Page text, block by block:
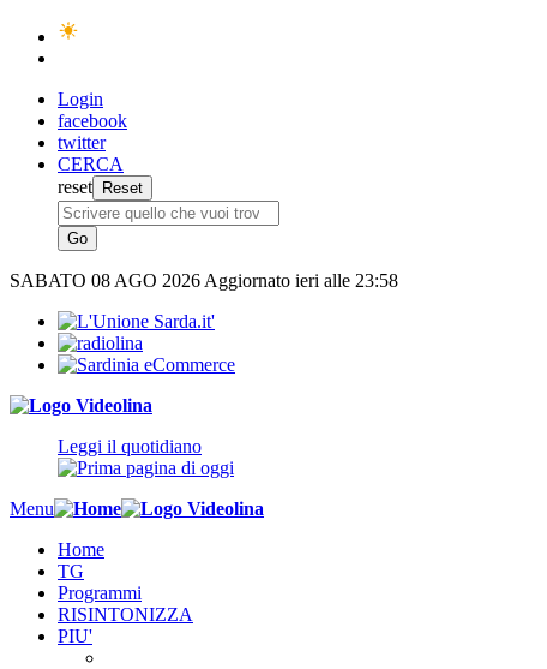
Login
facebook
twitter
CERCA
reset
SABATO 08 AGO 2026 Aggiornato ieri alle 23:58
Leggi il quotidiano
Menu
Home
TG
Programmi
RISINTONIZZA
PIU'